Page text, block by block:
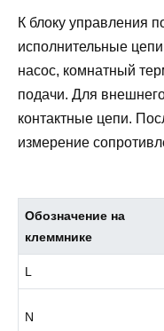
К блоку управления
исполнительные
насос, комнатный
подачи. Для
контактные цепи.
измерение
Обозначение на
клеммнике
L
N